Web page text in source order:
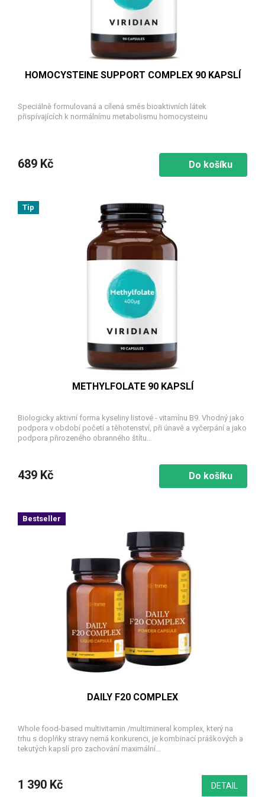
HOMOCYSTEINE SUPPORT COMPLEX 90 KAPSLÍ
Speciálně formulovaná a cílená směs bioaktivních látek
přispívajících k normálnímu metabolismu homocysteinu
689 Kč Do košíku
Tip
METHYLFOLATE 90 KAPSLÍ
Biologicky aktivní forma kyseliny listové - vitamínu B9. Vhodný jako
podpora v období početí a těhotenství, při únavě a vyčerpání a jako
podpora přirozeného obranného štítu...
439 Kč Do košíku
Bestseller
DAILY F20 COMPLEX
Whole food-based multivitamin /multimineral komplex, který na
trhu s doplňky stravy nemá konkurenci, je kombinací práškových a
tekutých kapslí pro zachování maximální...
1 390 Kč DETAIL